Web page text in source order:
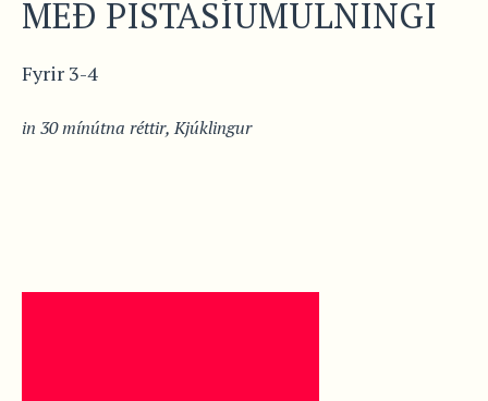
MEÐ PISTASÍUMULNINGI
Fyrir 3-4
in 30 mínútna réttir,Kjúklingur